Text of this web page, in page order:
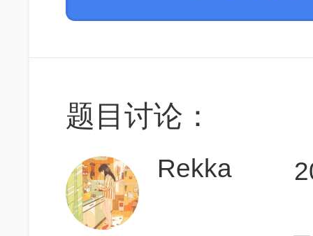
题目讨论：
Rekka